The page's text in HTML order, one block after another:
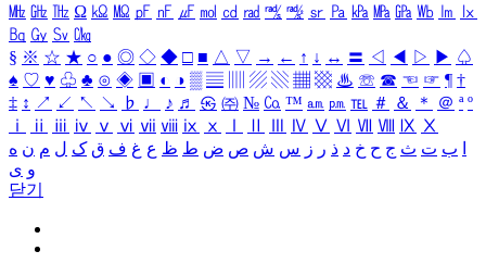
㎒ ㎓ ㎔ Ω ㏀ ㏁ ㎊ ㎋ ㎌ ㏖ ㏅ ㎭ ㎮ ㎯ ㏛ ㎩ ㎪ ㎫ ㎬ ㏝ ㏐
㏓
㏃ ㏉ ㏜ ㏆
§ ※ ☆ ★ ○ ● ◎ ◇ ◆ □ ■ △ ▽ → ← ↑ ↓ ↔ 〓 ◁ ◀ ▷ ▶ ♤
♠ ♡ ♥ ♧ ♣ ⊙ ◈ ▣ ◐ ◑ ▒ ▤ ▨ ▧ ▦ ▩ ♨ ☏ ☎ ☜ ☞ ¶ †
‡ ↕ ↗ ↙ ↖ ↘ ♭ ♩ ♪ ♬ ㉿ ㈜ № ㏇ ™ ㏂ ㏘ ℡ ＃ ＆ ＊ ＠ ª º
ⅰ
ⅱ ⅲ ⅳ ⅴ ⅵ ⅶ ⅷ ⅸ ⅹ Ⅳ Ⅴ Ⅵ Ⅶ Ⅷ Ⅸ Ⅹ
ب ت ث ج ح خ د ذ ر ز س ش ص ض ط ظ ع غ ف ق ک ل م ن ه
و ی
닫기